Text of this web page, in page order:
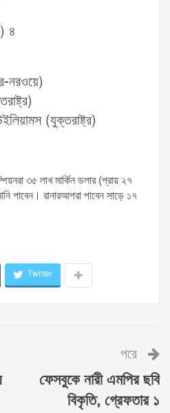
৪
নরওয়ে)
(যুক্তরাষ্ট্র)
৩৫ লাখ মার্কিন ডলার (প্রায় ২৭
পাবেন। রানারআপরা পাবেন সাড়ে ১৭
Twitter
পরে
ফেসবুকে নারী এমপির ছবি
বিকৃতি, গ্রেফতার ১